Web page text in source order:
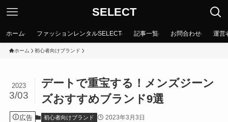
SELECT
ホーム ファッションレンタルSELECT 記事一覧 お問合わせ 運営
ホーム 初心者向けブランド
デートで重宝する！メンズジーン
ズおすすめブランド9選
2023
3/03
広告 初心者向けブランド 2023年3月3日